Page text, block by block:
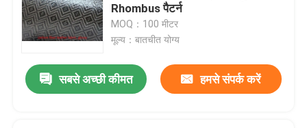
Rhombus पैटर्न
MOQ：100 मीटर
मूल्य：बातचीत योग्य
सबसे अच्छी कीमत हमसे संपर्क करें